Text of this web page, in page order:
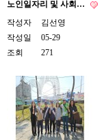
노인일자리 및 사회…
작성자
김선영
작성일
05-29
조회
271